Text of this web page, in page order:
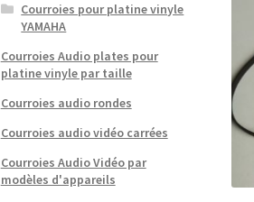
Courroies pour platine vinyle
YAMAHA
Courroies Audio plates pour
platine vinyle par taille
Courroies audio rondes
Courroies audio vidéo carrées
Courroies Audio Vidéo par
modèles d'appareils